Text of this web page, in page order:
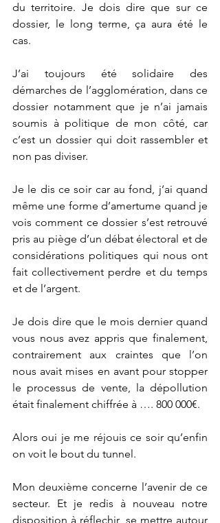
du territoire. Je dois dire que sur ce
dossier, le long terme, ça aura été le
cas.
J’ai toujours été solidaire des
démarches de l’agglomération, dans ce
dossier notamment que je n’ai jamais
soumis à politique de mon côté, car
c’est un dossier qui doit rassembler et
non pas diviser.
Je le dis ce soir car au fond, j’ai quand
même une forme d’amertume quand je
vois comment ce dossier s’est retrouvé
pris au piège d’un débat électoral et de
considérations politiques qui nous ont
fait collectivement perdre et du temps
et de l’argent.
Je dois dire que le mois dernier quand
vous nous avez appris que finalement,
contrairement aux craintes que l’on
nous avait mises en avant pour stopper
le processus de vente, la dépollution
était finalement chiffrée à …. 800 000€.
Alors oui je me réjouis ce soir qu’enfin
on voit le bout du tunnel.
Mon deuxième concerne l’avenir de ce
secteur. Et je redis à nouveau notre
disposition à réflechir, se mettre autour